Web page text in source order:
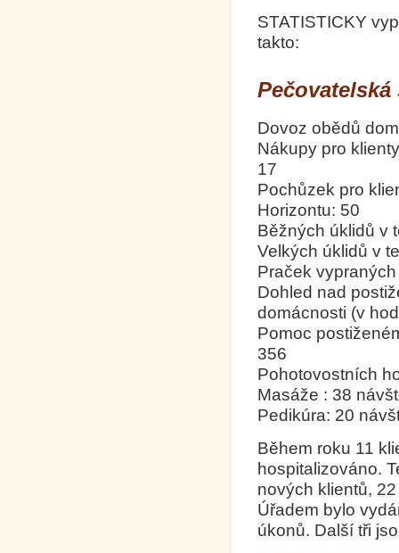
STATISTICKY
takto:
Pečovatelská
Dovoz obědů
Nákupy pro
17
Pochůzek pro
Horizontu: 50
Běžných úklidů v
Velkých úklidů v
Praček
Dohled nad
domácnosti (v
Pomoc
356
Pohotovostních
Masáže : 38
Pedikúra: 20
Během roku 11
hospitalizováno.
nových klientů,
Úřadem bylo
úkonů. Další tři